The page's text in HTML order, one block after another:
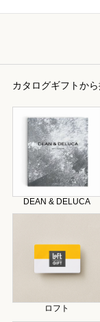
カタログギフトか
DEAN & DELUCA
ロフト